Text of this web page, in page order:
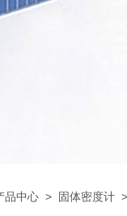
品中心 > 固体密度计 >